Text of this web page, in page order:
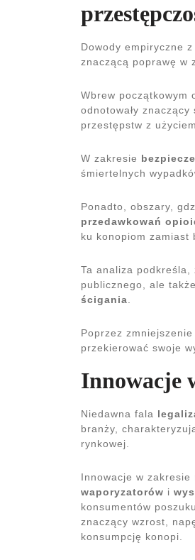
Dowody empiryczne
znaczącą poprawę w
Wbrew początkowym
odnotowały znaczący
przestępstw z
W zakresie
śmiertelnych
Ponadto, obszary,
przedawkowań
ku konopiom zamiast
Ta analiza
publicznego, ale
ścigania
Poprzez
przekierować swoje
Innowacje
Niedawna fala
branży,
rynkowej.
Innowacje w zakresie
waporyzatorów i
konsumentów
znaczący wzrost,
konsumpcję konopi.